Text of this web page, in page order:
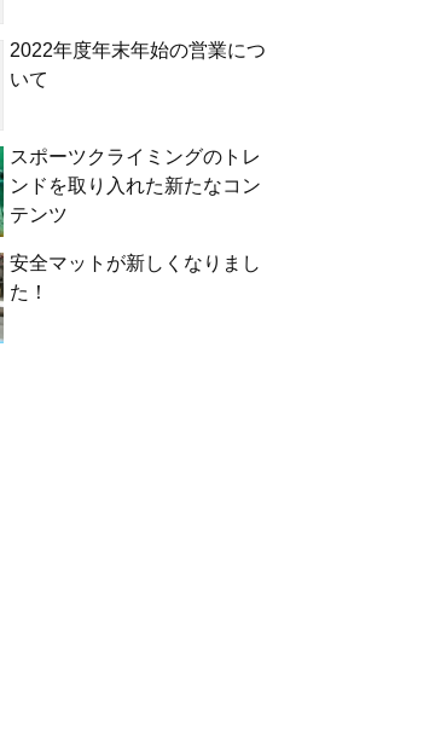
2022年度年末年始の営業につ
いて
スポーツクライミングのトレ
ンドを取り入れた新たなコン
テンツ
安全マットが新しくなりまし
た！